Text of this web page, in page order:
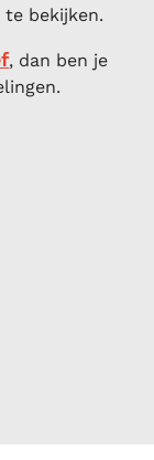
bekijken.
, dan ben je